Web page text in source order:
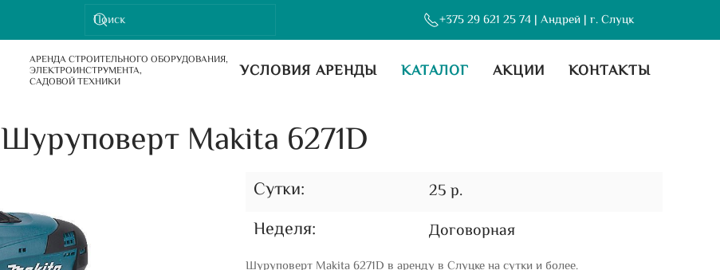
+375 29 621 25 74 | Андрей | г. Слуцк
УСЛОВИЯ АРЕНДЫ КАТАЛОГ АКЦИИ КОНТАКТЫ
АРЕНДА СТРОИТЕЛЬНОГО ОБОРУДОВАНИЯ,
ЭЛЕКТРОИНСТРУМЕНТА,
САДОВОЙ ТЕХНИКИ
Шуруповерт Makita 6271D
Сутки: 25 р.
Неделя: Договорная